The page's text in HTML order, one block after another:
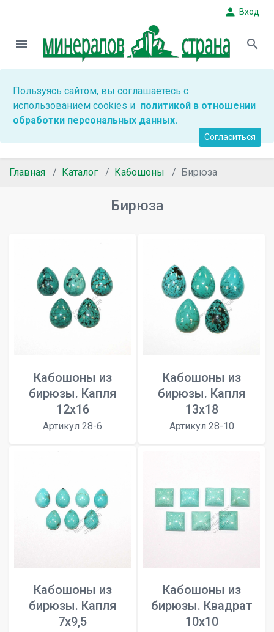
person Вход
menu search
Пользуясь сайтом, вы соглашаетесь с
использованием cookies и политикой в отношении
обработки персональных данных.
Согласиться
Главная Каталог Кабошоны Бирюза
Бирюза
Кабошоны из
бирюзы. Капля
12х16
Артикул 28-6
Кабошоны из
бирюзы. Капля
13х18
Артикул 28-10
Кабошоны из
бирюзы. Капля
7x9,5
Кабошоны из
бирюзы. Квадрат
10x10